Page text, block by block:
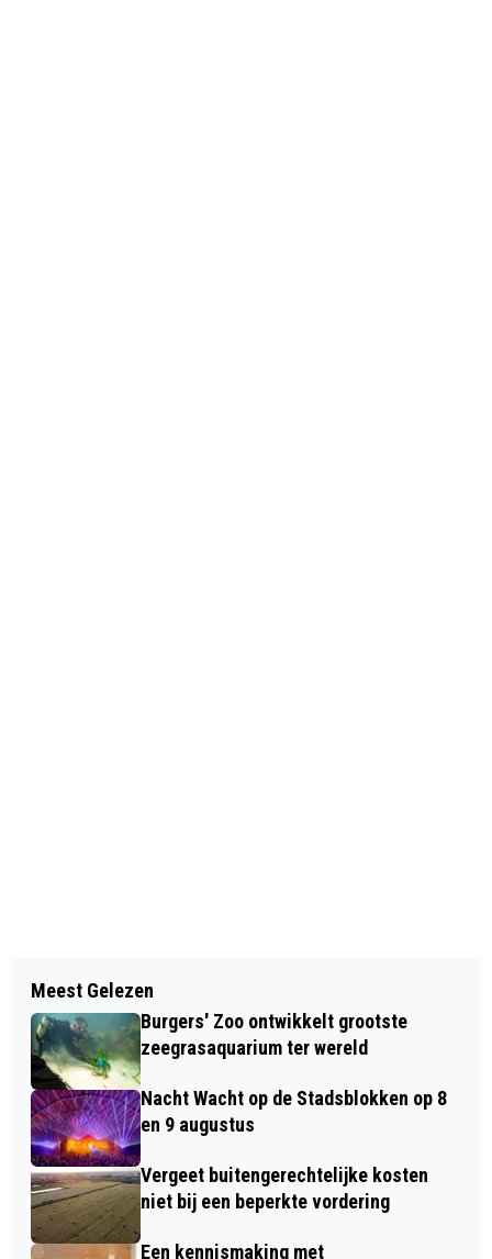
BOAZ LOOPT DE NIJMEEGSE 4DAAGSE
VOOR SPORTDAG VOOR
SLECHTZIENDE EN BLINDE KINDEREN
CODE ROOD IN ARNHEM: ZORG VOOR
JEZELF EN VOOR ELKAAR!
Meest Gelezen
Burgers' Zoo ontwikkelt grootste
zeegrasaquarium ter wereld
Nacht Wacht op de Stadsblokken op 8
en 9 augustus
Vergeet buitengerechtelijke kosten
niet bij een beperkte vordering
Een kennismaking met